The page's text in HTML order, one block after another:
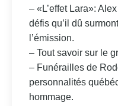
– «L’effet Lara»:
défis qu’il dû
l’émission.
– Tout savoir sur le
– Funérailles de
personnalités
hommage.